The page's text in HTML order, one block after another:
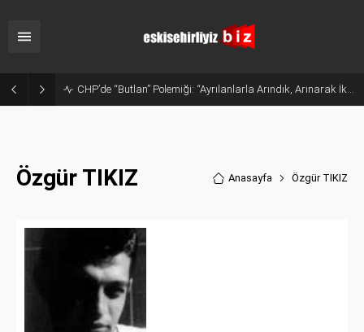
CHP’de “Butlan” Polemiği: “Ayrılanlarla Arındık, Arınarak İktidar Olacağız”
Özgür TIKIZ Anasayfa Özgür TIKIZ